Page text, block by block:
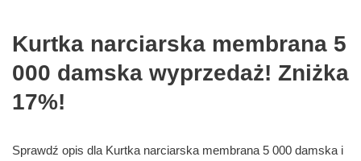
Kurtka narciarska membrana 5
000 damska wyprzedaż! Zniżka
17%!
Sprawdź opis dla Kurtka narciarska membrana 5 000 damska i